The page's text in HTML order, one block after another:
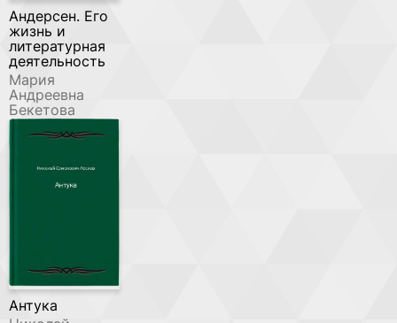
Андерсен. Его
жизнь и
литературная
деятельность
Мария
Андреевна
Бекетова
Антука